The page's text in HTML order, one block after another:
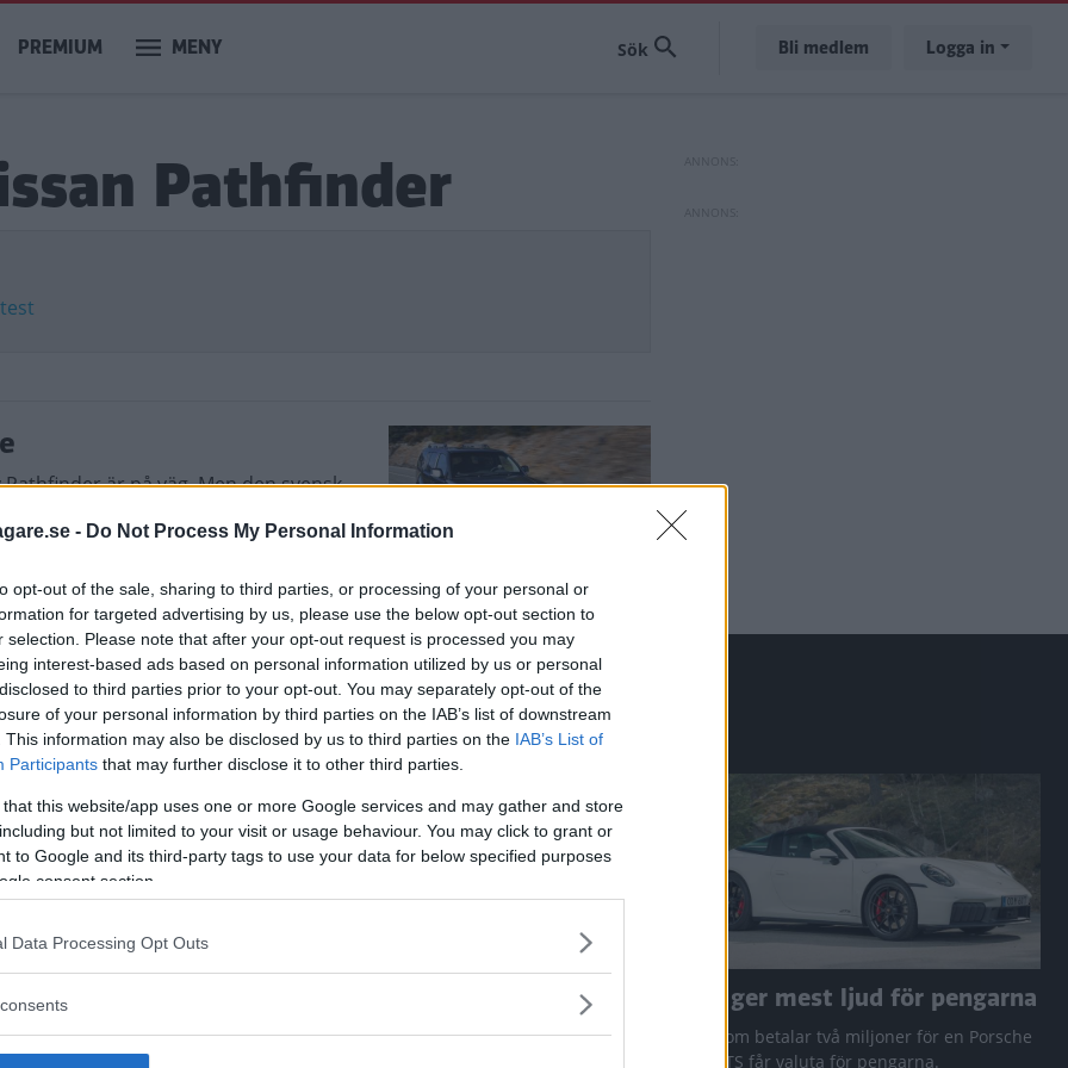
- Do Not Process My Personal Information
opt-out of the sale, sharing to third parties, or processing of your personal or
for targeted advertising by us, please use the below opt-out section to
selection. Please note that after your opt-out request is processed you may
interest-based ads based on personal information utilized by us or personal
to third parties prior to your opt-out. You may separately opt-out of the
of your personal information by third parties on the IAB’s list of downstream
This information may also be disclosed by us to third parties on the IAB’s List of
Participants that may further disclose it to other third parties.
that this website/app uses one or more Google services and may gather and store
but not limited to your visit or usage behaviour. You may click to grant or
to Google and its third-party tags to use your data for below specified purposes
consent section.
Data Processing Opt Outs
PREMIUM MENY Bli medlem Logga in
Pathfinder
är på väg. Men den svensk
att bli ny favorit”
kombibilar har
nu på av eldrivna Toyota
Så står sig nya Toyota RAV4
Vi ställe nykomlingen mot Audi Q3 och
Den ger mest ljud för pengarna
Den som betalar två miljoner för en Porsche
911 GTS får valuta för pengarna.